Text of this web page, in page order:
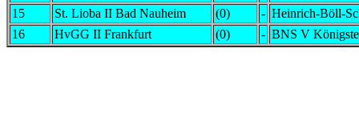
15
St. Lioba II Bad Nauheim (0) - Heinrich-Böll-
16
HvGG II Frankfurt (0) - BNS V